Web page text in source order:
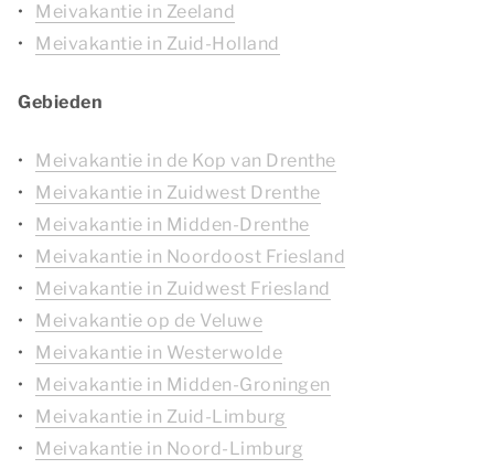
Meivakantie in Zeeland
Meivakantie in Zuid-Holland
Gebieden
Meivakantie in de Kop van Drenthe
Meivakantie in Zuidwest Drenthe
Meivakantie in Midden-Drenthe
Meivakantie in Noordoost Friesland
Meivakantie in Zuidwest Friesland
Meivakantie op de Veluwe
Meivakantie in Westerwolde
Meivakantie in Midden-Groningen
Meivakantie in Zuid-Limburg
Meivakantie in Noord-Limburg